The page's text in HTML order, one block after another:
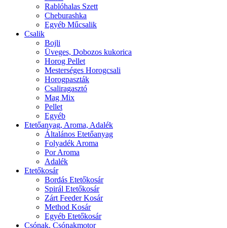
Rablóhalas Szett
Cheburashka
Egyéb Műcsalik
Csalik
Bojli
Üveges, Dobozos kukorica
Horog Pellet
Mesterséges Horogcsali
Horogpaszták
Csaliragasztó
Mag Mix
Pellet
Egyéb
Etetőanyag, Aroma, Adalék
Általános Etetőanyag
Folyadék Aroma
Por Aroma
Adalék
Etetőkosár
Bordás Etetőkosár
Spirál Etetőkosár
Zárt Feeder Kosár
Method Kosár
Egyéb Etetőkosár
Csónak, Csónakmotor